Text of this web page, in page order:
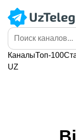
КаналыТоп-100
UZ